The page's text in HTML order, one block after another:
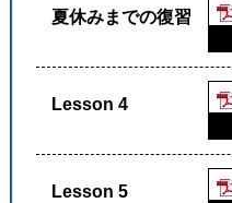
夏休みまでの復習
Lesson 4
Lesson 5